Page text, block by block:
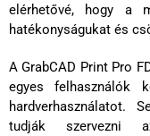
elérhetővé, hogy a
hatékonyságukat és
A GrabCAD Print Pro
egyes felhasználók
hardverhasználatot.
tudják szervezni